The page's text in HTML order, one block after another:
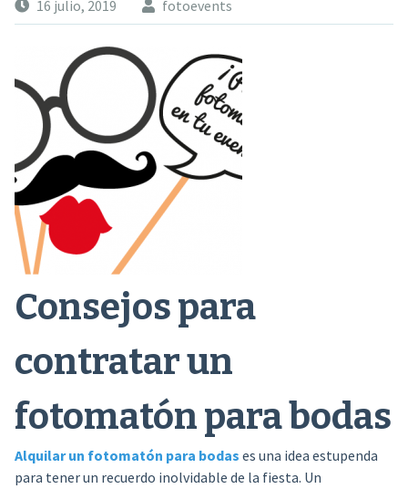
16 julio, 2019 fotoevents
Consejos para
contratar un
fotomatón para bodas
Alquilar un fotomatón para bodas es una idea estupenda
para tener un recuerdo inolvidable de la fiesta. Un